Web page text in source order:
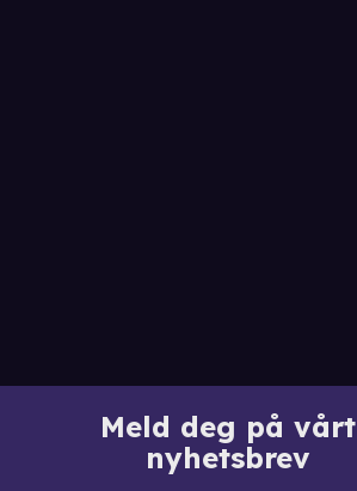
Meld deg på vårt
nyhetsbrev